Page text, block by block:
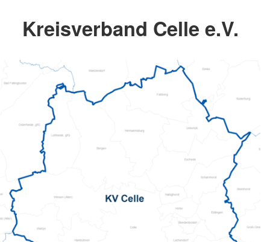
Kreisverband Celle e.V.